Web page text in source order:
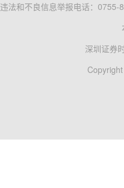
违法和不良信息举报电话：0755-
深圳证券